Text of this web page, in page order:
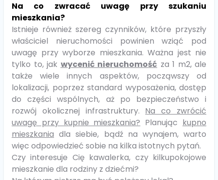
Na co zwracać uwagę przy szukaniu
mieszkania?
Istnieje również szereg czynników, które przyszły
właściciel nieruchomości powinien wziąć pod
uwagę przy wyborze mieszkania. Ważna jest nie
tylko to, jak wycenić nieruchomość za 1 m2, ale
także wiele innych aspektów, począwszy od
lokalizacji, poprzez standard wyposażenia, dostęp
do części wspólnych, aż po bezpieczeństwo i
rozwój okolicznej infrastruktury. Na co zwrócić
uwagę przy kupnie mieszkania? Planując kupno
mieszkania dla siebie, bądź na wynajem, warto
więc odpowiedzieć sobie na kilka istotnych pytań.
Czy interesuje Cię kawalerka, czy kilkupokojowe
mieszkanie dla rodziny z dziećmi?